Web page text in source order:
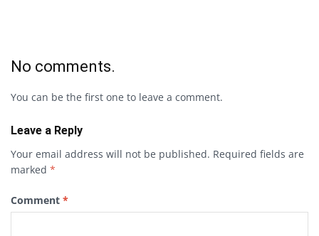
No comments.
You can be the first one to leave a comment.
Leave a Reply
Your email address will not be published. Required fields are
marked *
Comment *